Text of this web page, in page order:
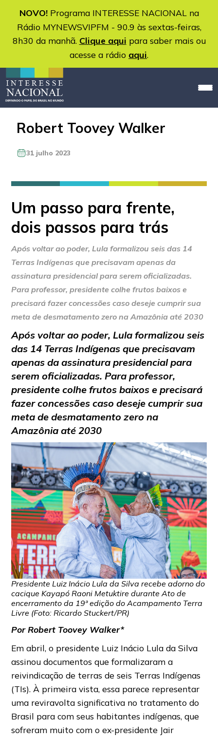
NOVO!Programa INTERESSE NACIONAL na
Rádio MYNEWSVIPFM - 90.9 às sextas-feiras,
8h30 da manhã. Clique aqui para saber mais ou
acesse a rádio aqui.
Robert Toovey Walker
31 julho 2023
Um passo para frente,
dois passos para trás
Após voltar ao poder, Lula formalizou seis das 14
Terras Indígenas que precisavam apenas da
assinatura presidencial para serem oficializadas.
Para professor, presidente colhe frutos baixos e
precisará fazer concessões caso deseje cumprir sua
meta de desmatamento zero na Amazônia até 2030
Após voltar ao poder, Lula formalizou seis
das 14 Terras Indígenas que precisavam
apenas da assinatura presidencial para
serem oficializadas. Para professor,
presidente colhe frutos baixos e precisará
fazer concessões caso deseje cumprir sua
meta de desmatamento zero na
Amazônia até 2030
Presidente Luiz Inácio Lula da Silva recebe adorno do
cacique Kayapó Raoni Metuktire durante Ato de
encerramento da 19ª edição do Acampamento Terra
Livre (Foto: Ricardo Stuckert/PR)
Por Robert Toovey Walker*
Em abril, o presidente Luiz Inácio Lula da Silva
assinou documentos que formalizaram a
reivindicação de terras de seis Terras Indígenas
(TIs). À primeira vista, essa parece representar
uma reviravolta significativa no tratamento do
Brasil para com seus habitantes indígenas, que
sofreram muito com o ex-presidente Jair